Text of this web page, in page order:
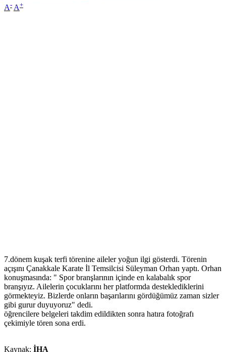
A- A+
7.dönem kuşak terfi törenine aileler yoğun ilgi gösterdi. Törenin
açışını Çanakkale Karate İl Temsilcisi Süleyman Orhan yaptı. Orhan
konuşmasında: " Spor branşlarının içinde en kalabalık spor
branşıyız. Ailelerin çocuklarını her platformda desteklediklerini
görmekteyiz. Bizlerde onların başarılarını gördüğümüz zaman sizler
gibi gurur duyuyoruz" dedi.
öğrencilere belgeleri takdim edildikten sonra hatıra fotoğrafı
çekimiyle tören sona erdi.
Kaynak: İHA